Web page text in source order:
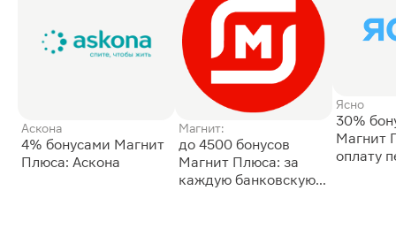
Аскона
4% бонусами Магнит
Плюса: Аскона
Магнит:
до 4500 бонусов
Магнит Плюса: за
каждую банковскую
Ясно
30%
Магнит
оплату